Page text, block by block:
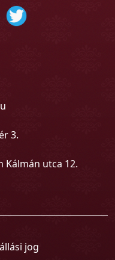
3.
Kálmán utca 12.
jog